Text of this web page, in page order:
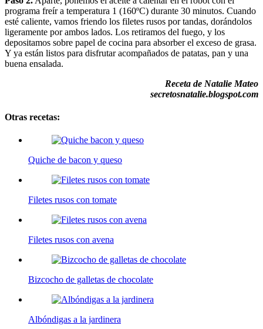
programa freír a temperatura 1 (160ºC) durante 30 minutos. Cuando
esté caliente, vamos friendo los filetes rusos por tandas, dorándolos
ligeramente por ambos lados. Los retiramos del fuego, y los
depositamos sobre papel de cocina para absorber el exceso de grasa.
Y ya están listos para disfrutar acompañados de patatas, pan y una
buena ensalada.
Receta de Natalie Mateo
secretosnatalie.blogspot.com
Otras recetas:
Quiche de bacon y queso
Filetes rusos con tomate
Filetes rusos con avena
Bizcocho de galletas de chocolate
Albóndigas a la jardinera